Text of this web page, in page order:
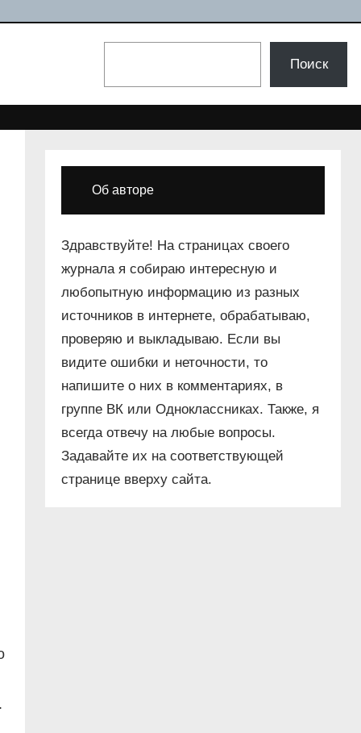
Поиск
Об авторе
Здравствуйте! На страницах своего
журнала я собираю интересную и
любопытную информацию из разных
источников в интернете, обрабатываю,
проверяю и выкладываю. Если вы
видите ошибки и неточности, то
напишите о них в комментариях, в
группе ВК или Одноклассниках. Также, я
всегда отвечу на любые вопросы.
Задавайте их на соответствующей
странице вверху сайта.